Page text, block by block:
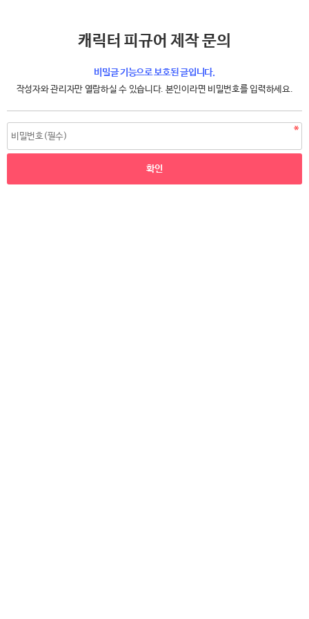
캐릭터 피규어 제작 문의
비밀글 기능으로 보호된 글입니다.
작성자와 관리자만 열람하실 수 있습니다. 본인이라면 비밀번호를 입력하세요.